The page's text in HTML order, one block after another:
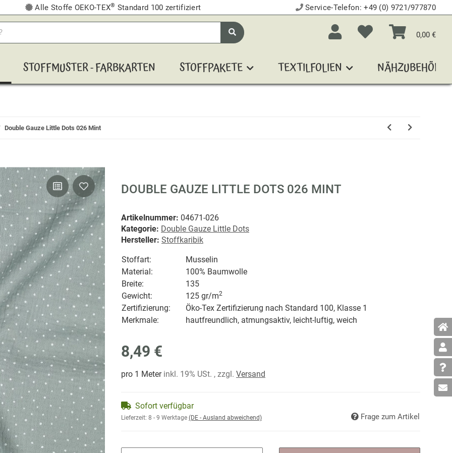
Alle Stoffe OEKO-TEX® Standard 100 zertifiziert Service-Telefon:+49 (0) 9721/977870
0,00 €
STOFFMUSTER - FARBKARTEN STOFFPAKETE TEXTILFOLIEN NÄHZUBEHÖR
Double Gauze Little Dots 026 Mint
DOUBLE GAUZE LITTLE DOTS 026 MINT
Artikelnummer: 04671-026
Kategorie: Double Gauze Little Dots
Hersteller: Stoffkaribik
Stoffart:
Musselin
Material:
100% Baumwolle
Breite:
135
Gewicht:
125 gr/m2
Zertifizierung:
Öko-Tex Zertifizierung nach Standard 100, Klasse 1
Merkmale:
hautfreundlich, atmungsaktiv, leicht-luftig, weich
8,49 €
pro 1 Meter inkl. 19% USt. , zzgl. Versand
Sofort verfügbar
Lieferzeit: 8 - 9 Werktage (DE - Ausland abweichend) Frage zum Artikel